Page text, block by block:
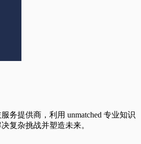
务提供商，利用 unmatched 专业知识
复杂挑战并塑造未来。